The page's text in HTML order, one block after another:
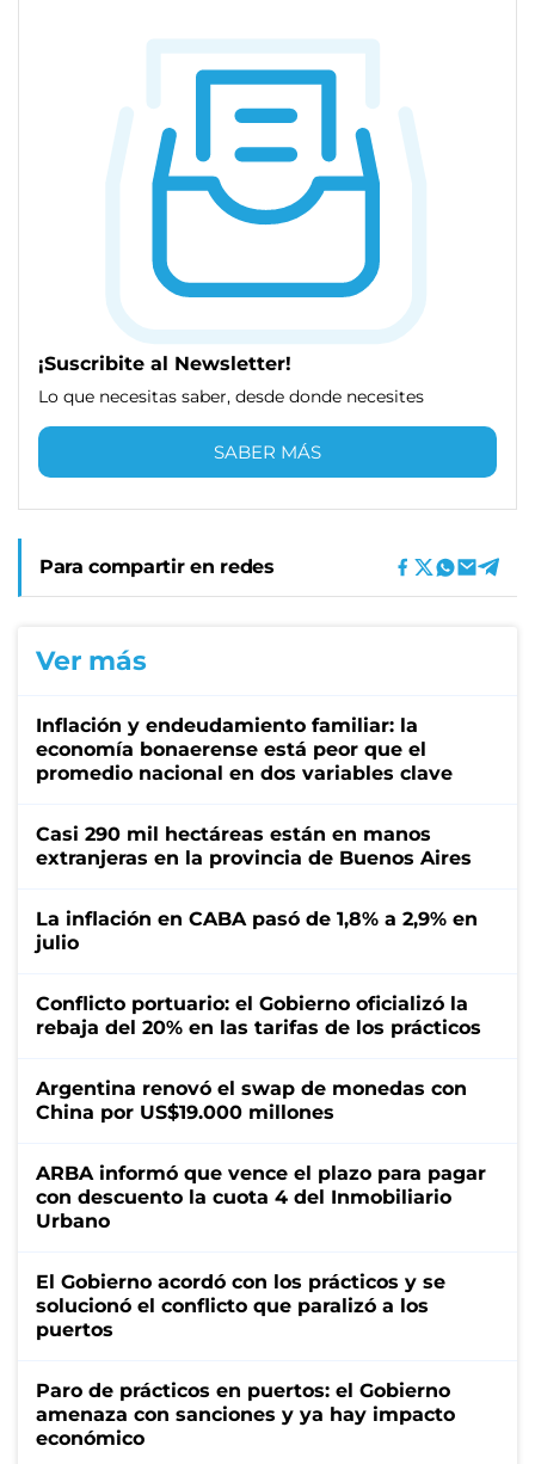
¡Suscribite al Newsletter!
Lo que necesitas saber, desde donde necesites
SABER MÁS
Para compartir en redes
Ver más
Inflación y endeudamiento familiar: la
economía bonaerense está peor que el
promedio nacional en dos variables clave
Casi 290 mil hectáreas están en manos
extranjeras en la provincia de Buenos Aires
La inflación en CABA pasó de 1,8% a 2,9% en
julio
Conflicto portuario: el Gobierno oficializó la
rebaja del 20% en las tarifas de los prácticos
Argentina renovó el swap de monedas con
China por US$19.000 millones
ARBA informó que vence el plazo para pagar
con descuento la cuota 4 del Inmobiliario
Urbano
El Gobierno acordó con los prácticos y se
solucionó el conflicto que paralizó a los
puertos
Paro de prácticos en puertos: el Gobierno
amenaza con sanciones y ya hay impacto
económico